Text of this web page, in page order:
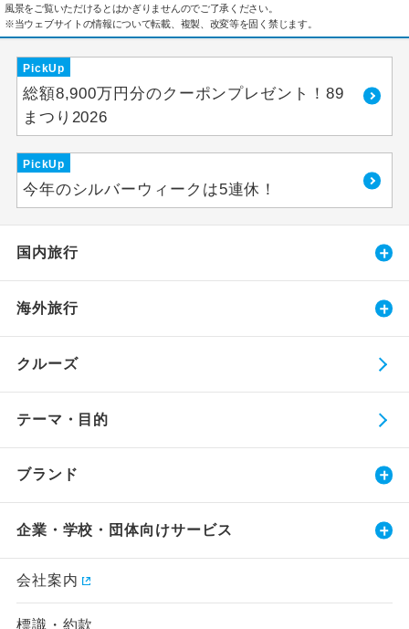
風景をご覧いただけるとはかぎりませんのでご了承ください。
※当ウェブサイトの情報について転載、複製、改変等を固く禁じます。
PickUp
総額8,900万円分のクーポンプレゼント！89
まつり2026
PickUp
今年のシルバーウィークは5連休！
国内旅行
海外旅行
クルーズ
テーマ・目的
ブランド
企業・学校・団体向けサービス
会社案内
標識・約款